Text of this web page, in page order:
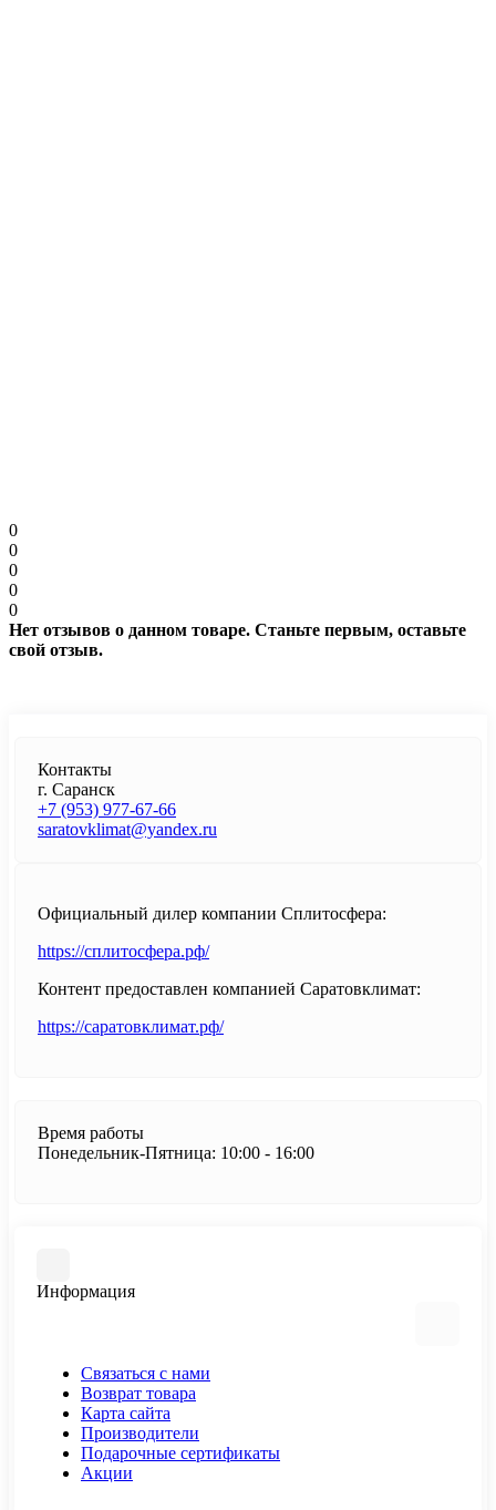
0
0
0
0
0
Нет отзывов о данном товаре. Станьте первым, оставьте
свой отзыв.
Контакты
г. Саранск
+7 (953) 977-67-66
saratovklimat@yandex.ru
Официальный дилер компании Сплитосфера:
https://сплитосфера.рф/
Контент предоставлен компанией Саратовклимат:
https://саратовклимат.рф/
Время работы
Понедельник-Пятница: 10:00 - 16:00
Информация
Связаться с нами
Возврат товара
Карта сайта
Производители
Подарочные сертификаты
Акции